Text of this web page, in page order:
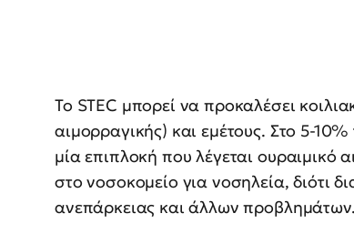
Το STEC μπορεί να προκαλέσει
αιμορραγικής) και εμέτους. Στο 5-
μία επιπλοκή που λέγεται ουραιμικό
στο νοσοκομείο για νοσηλεία, διότι
ανεπάρκειας και άλλων προβλημάτων.